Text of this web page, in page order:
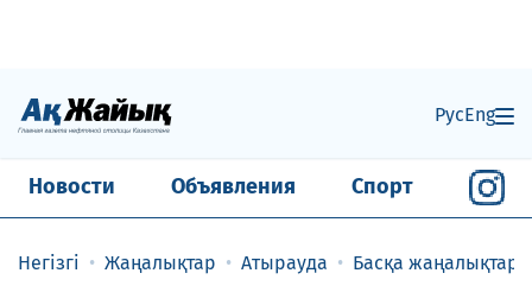
РусEng
Новости Объявления Спорт
Негізгі Жаңалықтар Атырауда Басқа жаңалықтар